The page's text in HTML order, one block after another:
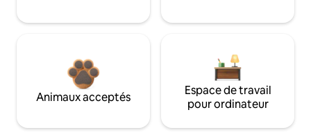
Animaux acceptés
Espace de travail
pour ordinateur